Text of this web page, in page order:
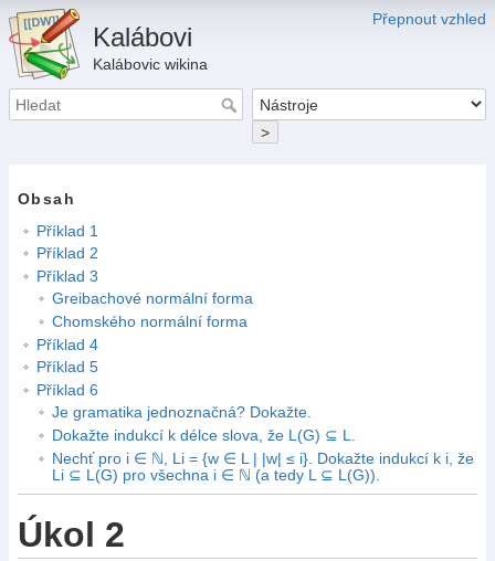
Přepnout vzhled
Kalábovi
Kalábovic wikina
>
Obsah
Příklad 1
Příklad 2
Příklad 3
Greibachové normální forma
Chomského normální forma
Příklad 4
Příklad 5
Příklad 6
Je gramatika jednoznačná? Dokažte.
Dokažte indukcí k délce slova, že L(G) ⊆ L.
Nechť pro i ∈ ℕ, Li = {w ∈ L | |w| ≤ i}. Dokažte indukcí k i, že
Li ⊆ L(G) pro všechna i ∈ ℕ (a tedy L ⊆ L(G)).
Úkol 2